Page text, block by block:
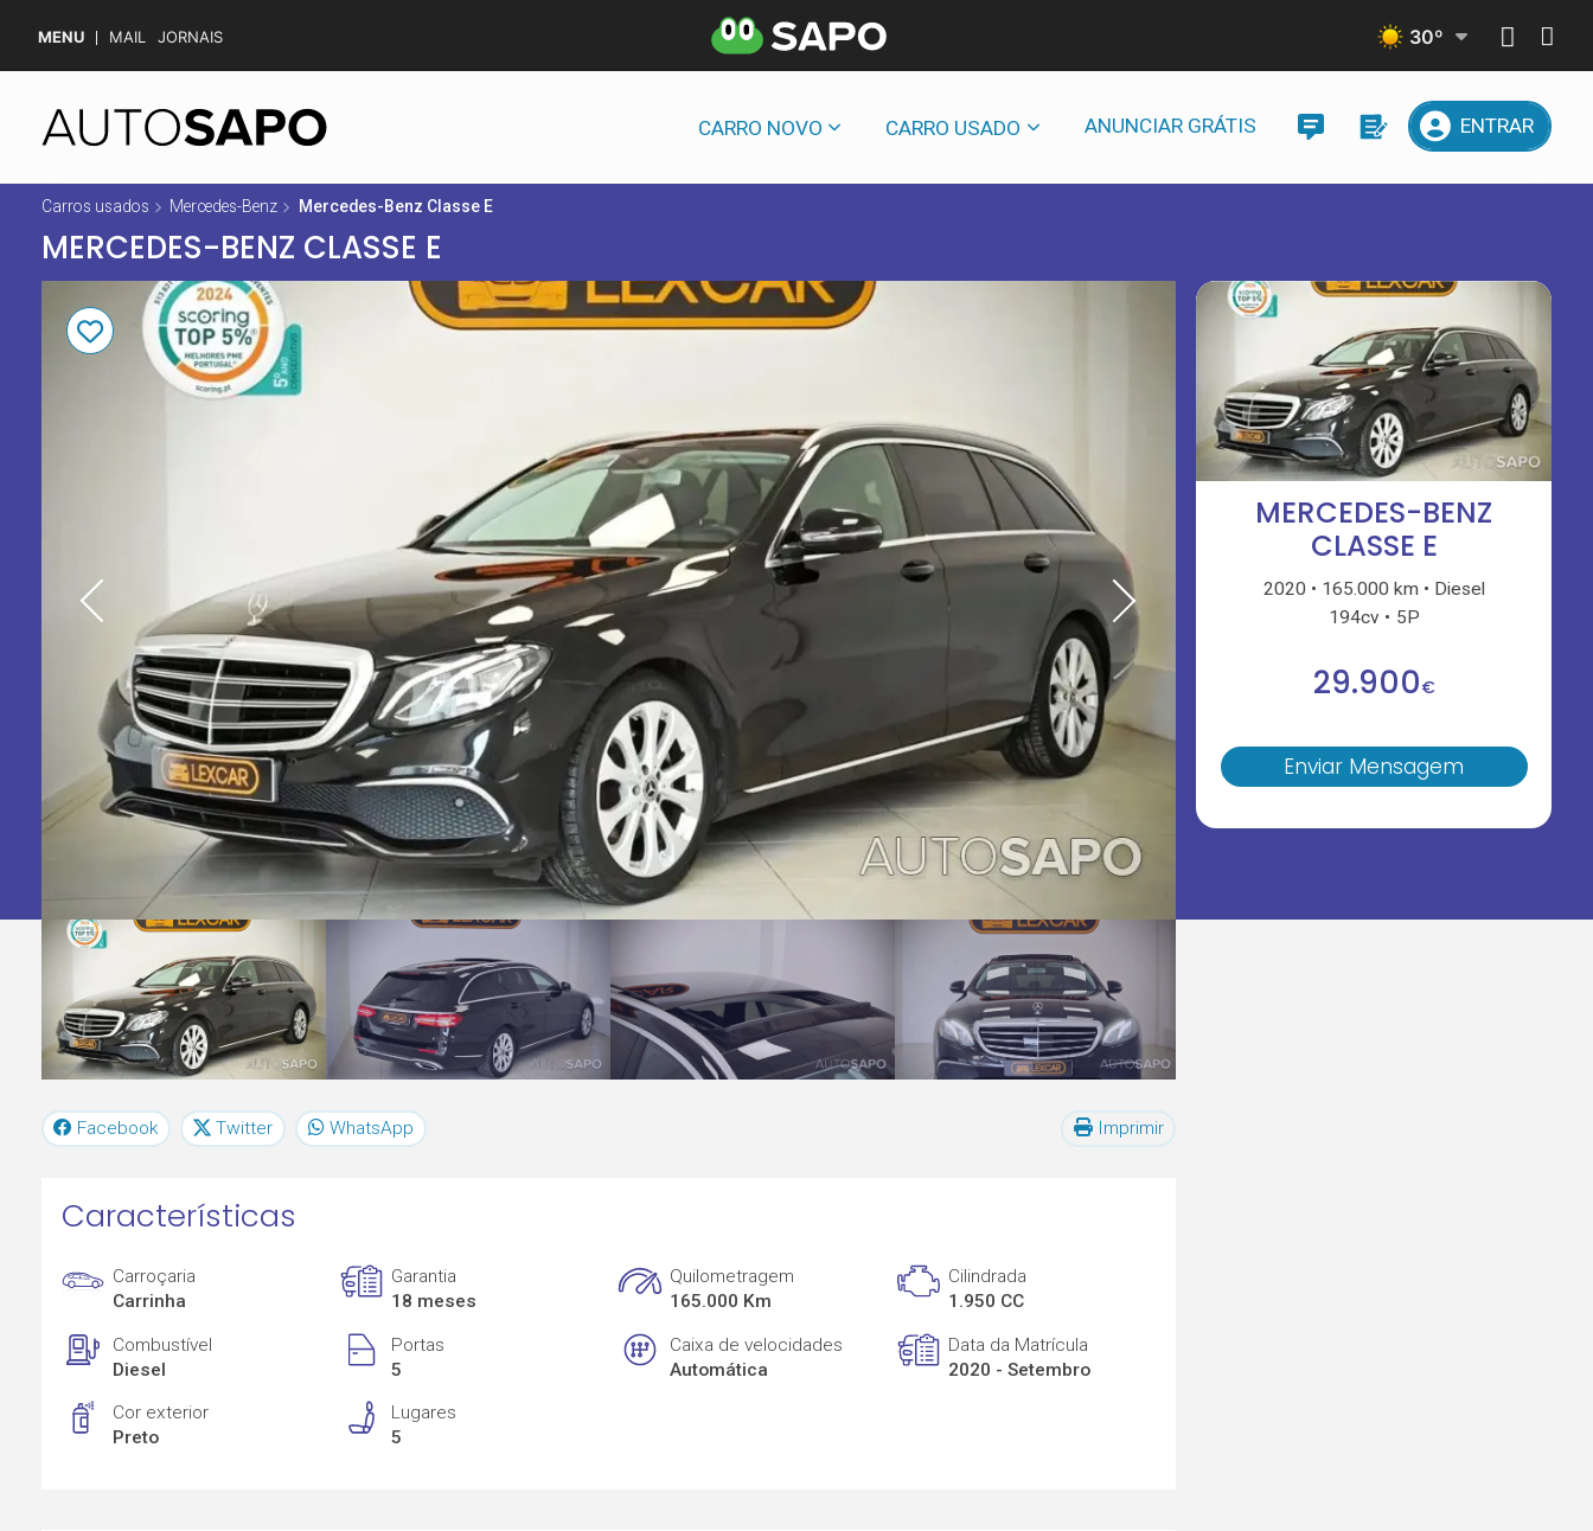
MENU MAIL JORNAIS 30º
CARRO NOVO CARRO USADO ANUNCIAR GRÁTIS ENTRAR
Carros usados Mercedes-Benz Mercedes-Benz Classe E
MERCEDES-BENZ CLASSE E
MERCEDES-BENZ
CLASSE E
2020 165.000 km
Diesel
194cv
5P
29.900€
Enviar Mensagem
Facebook Twitter WhatsApp Imprimir
Características
Carroçaria
Carrinha
Garantia
18 meses
Quilometragem
165.000 Km
Cilindrada
1.950 CC
Combustível
Diesel
Portas
5
Caixa de velocidades
Automática
Data da Matrícula
2020 - Setembro
Cor exterior
Preto
Lugares
5